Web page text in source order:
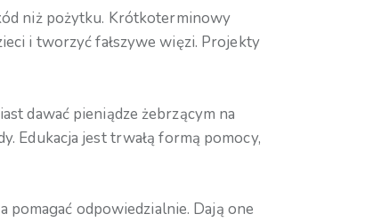
niż pożytku. Krótkoterminowy
i tworzyć fałszywe więzi. Projekty
dawać pieniądze żebrzącym na
Edukacja jest trwałą formą pomocy,
pomagać odpowiedzialnie. Dają one